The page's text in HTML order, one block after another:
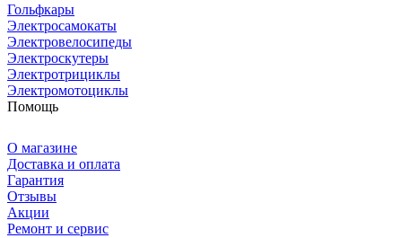
Гольфкары
Электросамокаты
Электровелосипеды
Электроскутеры
Электротрициклы
Электромотоциклы
Помощь
О магазине
Доставка и оплата
Гарантия
Отзывы
Акции
Ремонт и сервис